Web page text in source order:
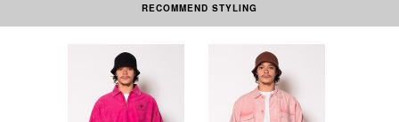
RECOMMEND STYLING